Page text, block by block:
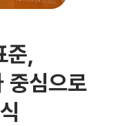
준,
중심으로